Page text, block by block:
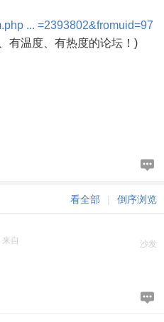
... =2393802&fromuid=97
有温度、有热度的论坛！)
看全部 | 倒序浏览
沙发
自